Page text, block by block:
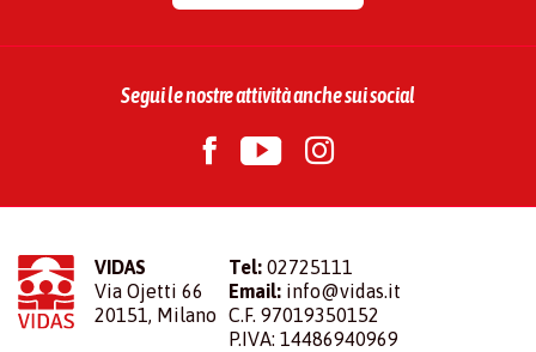
Segui le nostre attività anche sui social
VIDAS
Via Ojetti 66
20151, Milano
Tel: 02725111
Email: info@vidas.it
C.F. 97019350152
P.IVA: 14486940969